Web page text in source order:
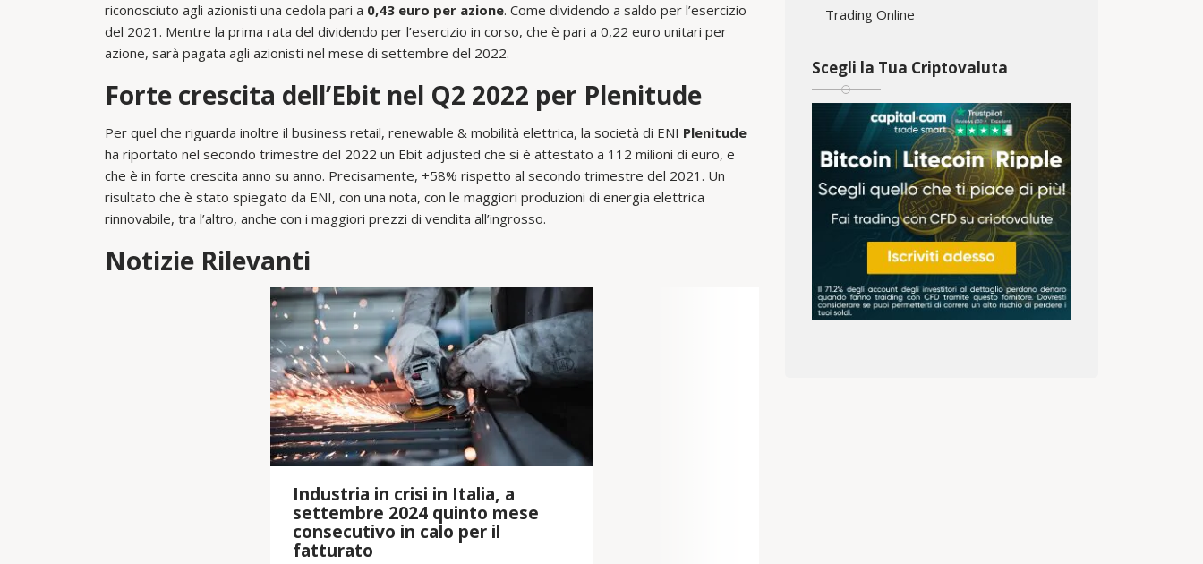
riconosciuto agli azionisti una cedola pari a 0,43 euro per azione. Come dividendo a saldo per l’esercizio
del 2021. Mentre la prima rata del dividendo per l’esercizio in corso, che è pari a 0,22 euro unitari per
azione, sarà pagata agli azionisti nel mese di settembre del 2022.
Forte crescita dell’Ebit nel Q2 2022 per Plenitude
Per quel che riguarda inoltre il business retail, renewable & mobilità elettrica, la società di ENI Plenitude
ha riportato nel secondo trimestre del 2022 un Ebit adjusted che si è attestato a 112 milioni di euro, e
che è in forte crescita anno su anno. Precisamente, +58% rispetto al secondo trimestre del 2021. Un
risultato che è stato spiegato da ENI, con una nota, con le maggiori produzioni di energia elettrica
rinnovabile, tra l’altro, anche con i maggiori prezzi di vendita all’ingrosso.
Notizie Rilevanti
Industria in crisi in Italia, a
settembre 2024 quinto mese
consecutivo in calo per il
fatturato
Trading Online
Scegli la Tua Criptovaluta